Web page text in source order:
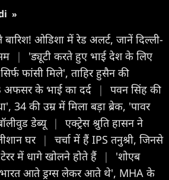
»
बारिश! ओडिशा में रेड अलर्ट, जानें दिल्ली-
|
'ड्यूटी करते हुए भाई देश के लिए
फांसी मिले', ताहिर हुसैन की
अफसर के भाई का दर्द
|
पवन सिंह की
34 की उम्र में मिला बड़ा ब्रेक, 'पावर
डेब्यू |
एक्ट्रेस श्रुति हासन ने
घर |
चर्चा में हैं IPS तनुश्री, जिनसे
में धागे खोलने होते हैं
|
'शोएब
आते ड्रग्स लेकर आते थे', MHA के